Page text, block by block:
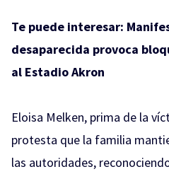
Te puede interesar:
desaparecida provoca
al Estadio Akron
Eloisa Melken, prima de la
protesta que la familia
las autoridades,